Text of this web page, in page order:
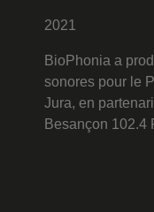
2021
BioPhonia a
sonores pour le
Jura, en
Besançon